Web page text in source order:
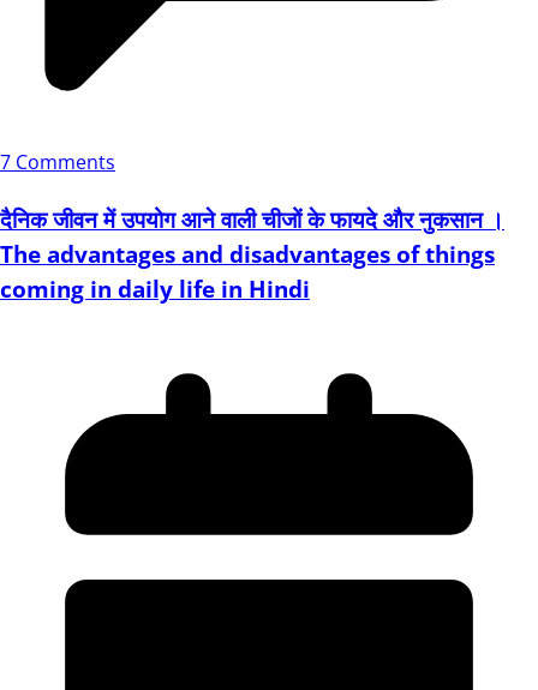
7 Comments
दैनिक जीवन में उपयोग आने वाली चीजों के फायदे और नुकसान ।
The advantages and disadvantages of things
coming in daily life in Hindi